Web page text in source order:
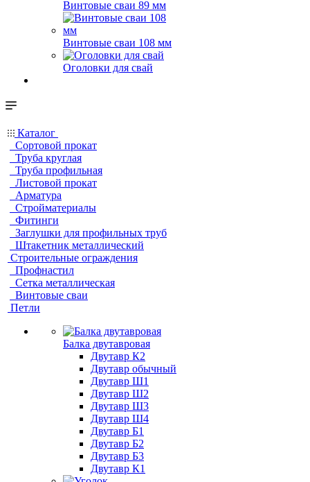
Винтовые сваи 89 мм
Винтовые сваи 108 мм
Оголовки для свай
Каталог
Сортовой прокат
Труба круглая
Труба профильная
Листовой прокат
Арматура
Стройматериалы
Фитинги
Заглушки для профильных труб
Штакетник металлический
Строительные ограждения
Профнастил
Сетка металлическая
Винтовые сваи
Петли
Балка двутавровая
Двутавр К2
Двутавр обычный
Двутавр Ш1
Двутавр Ш2
Двутавр Ш3
Двутавр Ш4
Двутавр Б1
Двутавр Б2
Двутавр Б3
Двутавр К1